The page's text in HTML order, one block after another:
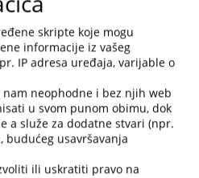
upisa u registar poslovnih
Društva sa ograničenom
o izvršenju.
LICA OVLAŠTENOG ZA
PROMJENA OSNIVAČA I
POSLOVNIH JEDINICA
skripte koje mogu
informacije iz vašeg
IP adresa uređaja, varijable o
neophodne i bez njih web
u svom punom obimu, dok
a služe za dodatne stvari (npr.
budućeg usavršavanja
ili uskratiti pravo na